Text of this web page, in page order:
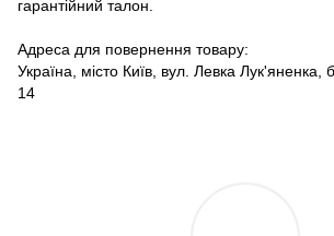
гарантійний талон.
Адреса для повернення товару:
Україна, місто Київ, вул. Левка Лук'яненка,
14